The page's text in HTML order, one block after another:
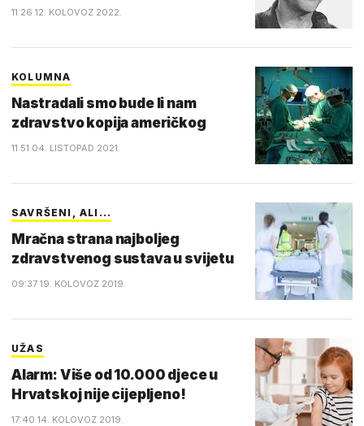
11:26 12. KOLOVOZ 2022.
KOLUMNA
Nastradali smo bude li nam
zdravstvo kopija američkog
11:51 04. LISTOPAD 2021.
SAVRŠENI, ALI...
Mračna strana najboljeg
zdravstvenog sustava u svijetu
09:37 19. KOLOVOZ 2019.
UŽAS
Alarm: Više od 10.000 djece u
Hrvatskoj nije cijepljeno!
17:40 14. KOLOVOZ 2019.